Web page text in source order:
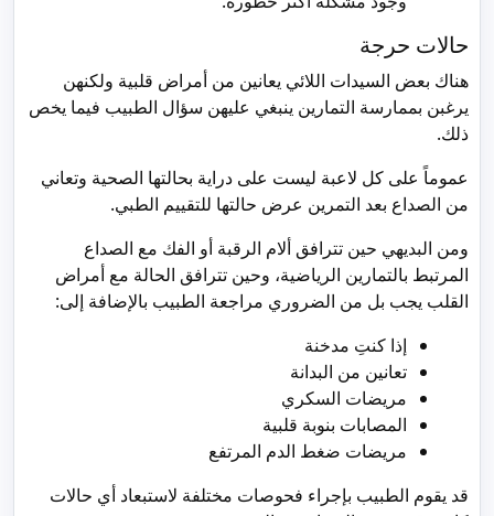
حالات حرجة
هناك بعض السيدات اللائي يعانين من أمراض قلبية ولكنهن
يرغبن بممارسة التمارين ينبغي عليهن سؤال الطبيب فيما يخص
ذلك.
عموماً على كل لاعبة ليست على دراية بحالتها الصحية وتعاني
من الصداع بعد التمرين عرض حالتها للتقييم الطبي.
ومن البديهي حين تترافق ألام الرقبة أو الفك مع الصداع
المرتبط بالتمارين الرياضية، وحين تترافق الحالة مع أمراض
القلب يجب بل من الضروري مراجعة الطبيب بالإضافة إلى:
إذا كنتِ مدخنة
تعانين من البدانة
مريضات السكري
المصابات بنوبة قلبية
مريضات ضغط الدم المرتفع
قد يقوم الطبيب بإجراء فحوصات مختلفة لاستبعاد أي حالات